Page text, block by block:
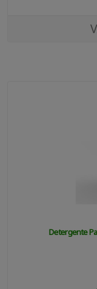
Detergente